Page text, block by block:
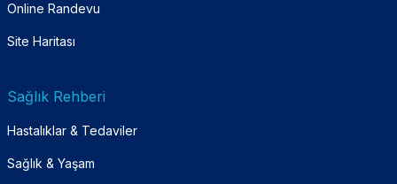
Online Randevu
Site Haritası
Sağlık Rehberi
Hastalıklar & Tedaviler
Sağlık & Yaşam